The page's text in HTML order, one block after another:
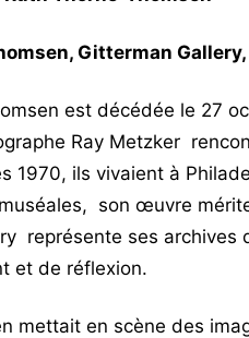
Gitterman
est décédée le 27
Ray Metzker
1970, ils vivaient à
son œuvre
représente ses
et de réflexion.
mettait en scène des